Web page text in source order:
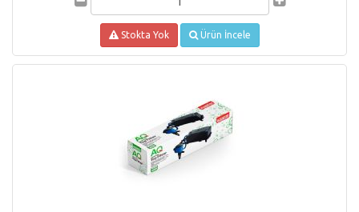
Stokta Yok Ürün İncele